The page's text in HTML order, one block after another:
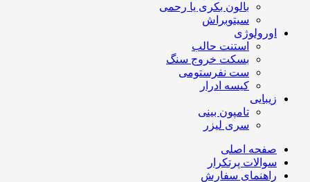
بالون بکری یا رحمی
سیتوبراش
اورولوژی
استنت حالب
بسکت خروج سنگ
ست نفرستومی
کیسه ادرار
زیبایی
تامپون بینی
سری لیزر
صفحه اصلی
سوالات پرتکرار
راهنمای سفارش